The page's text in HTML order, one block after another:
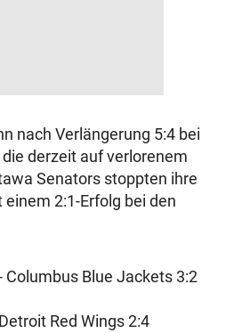
nach Verlängerung 5:4 bei
derzeit auf verlorenem
Senators stoppten ihre
2:1-Erfolg bei den
Columbus Blue Jackets 3:2
Red Wings 2:4